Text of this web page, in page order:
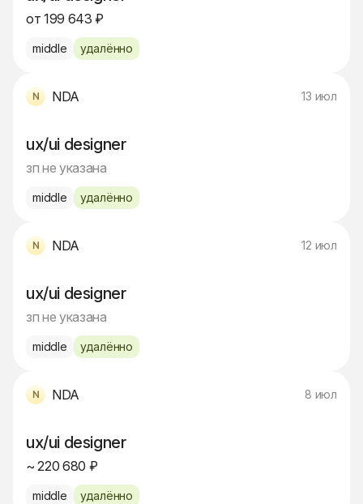
от 199 643 ₽
middle удалённо
NDA 13 июл
ux/ui designer
зп не указана
middle удалённо
NDA 12 июл
ux/ui designer
зп не указана
middle удалённо
NDA 8 июл
ux/ui designer
~ 220 680 ₽
middle удалённо